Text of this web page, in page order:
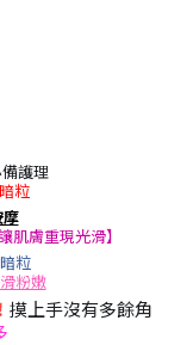
護理
粒
摩
讓肌膚重現光滑】
粒
粉嫩
摸上手沒有多餘角